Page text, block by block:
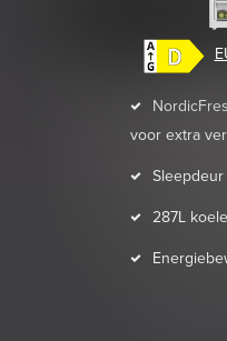
voor extra
287L